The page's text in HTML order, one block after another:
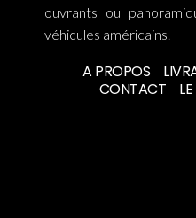
ouvrants ou
véhicules américains.
A PROPOS
CONTACT